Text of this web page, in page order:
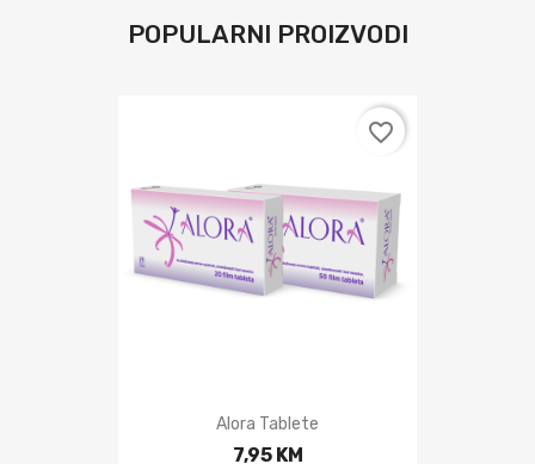
POPULARNI PROIZVODI
Alora Tablete
7,95 KM
favorite_border